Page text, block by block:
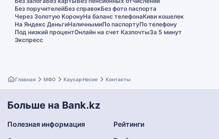
Без поручителейБез справокБез фото паспорта
Через Золотую КоронуНа баланс телефонаКиви кошелек
На Яндекс ДеньгиНаличнымиПо паспортуПо телефону
Под низкий процентОнлайн на счет КазпочтыЗа 5 минут
Экспресс
Главная МФО Каусар Несие Контакты
Больше на Bank.kz
Полезная информация Рейтинги